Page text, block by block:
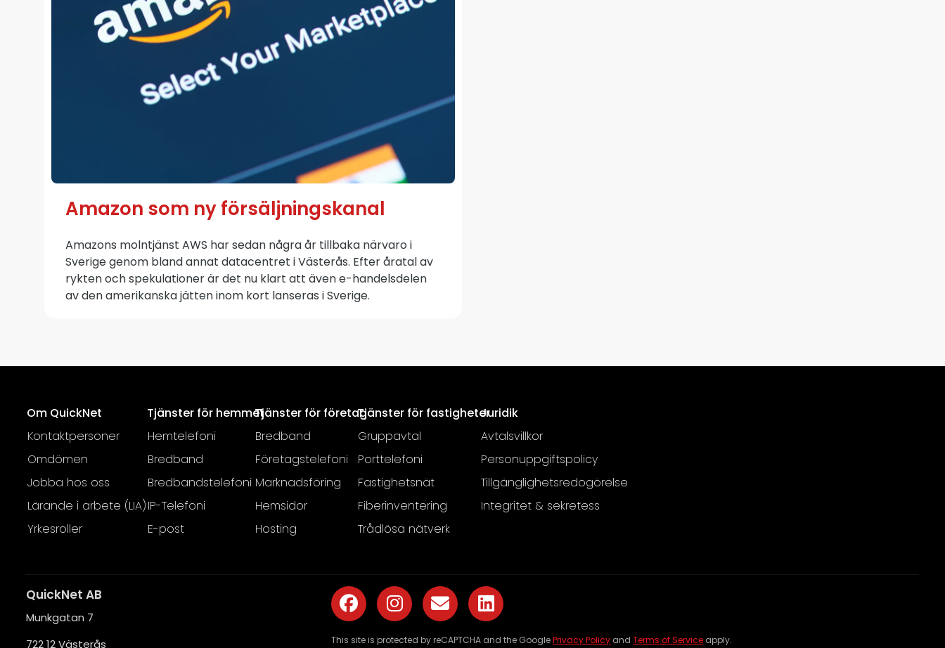
Amazon som ny försäljningskanal
Amazons molntjänst AWS har sedan några år tillbaka närvaro i
Sverige genom bland annat datacentret i Västerås. Efter åratal av
rykten och spekulationer är det nu klart att även e-handelsdelen
av den amerikanska jätten inom kort lanseras i Sverige.
Om QuickNet
Kontaktpersoner
Omdömen
Jobba hos oss
Lärande i arbete (LIA)
Yrkesroller
Tjänster för hemmet
Hemtelefoni
Bredband
Bredbandstelefoni
IP-Telefoni
E-post
Tjänster för företag
Bredband
Företagstelefoni
Marknadsföring
Hemsidor
Hosting
Tjänster för fastigheter
Gruppavtal
Porttelefoni
Fastighetsnät
Fiberinventering
Trådlösa nätverk
Juridik
Avtalsvillkor
Personuppgiftspolicy
Tillgänglighetsredogörelse
Integritet & sekretess
QuickNet AB
Munkgatan 7
722 12 Västerås
This site is protected by reCAPTCHA and the GooglePrivacy Policy andTerms of Service apply.